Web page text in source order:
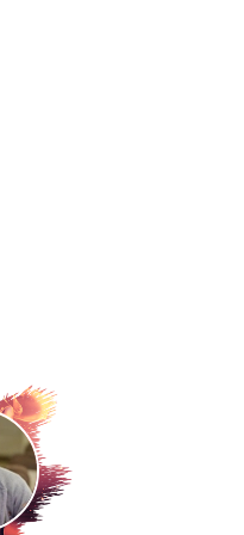
tự nâng con lăn và
cản chính xác, tối ưu
diện, giặt – sấy – thu
linh
góc
Omni nổi bật với